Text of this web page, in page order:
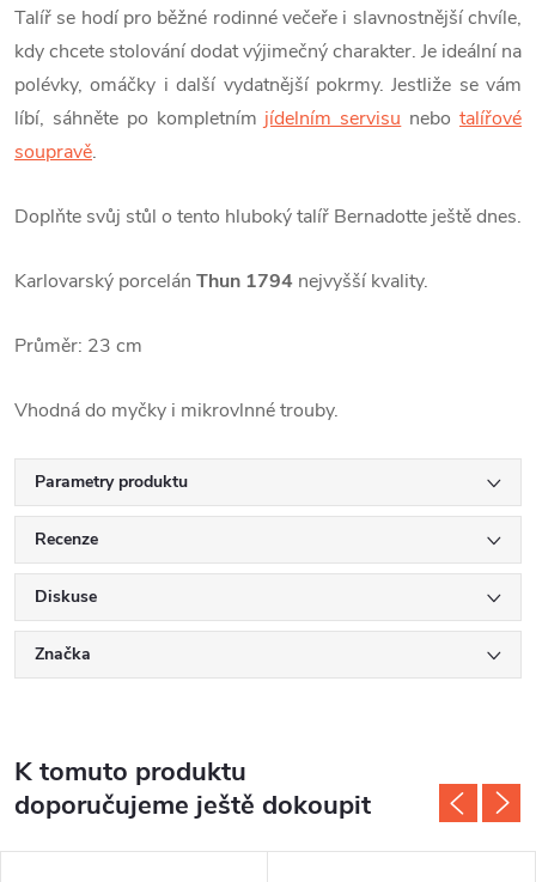
Talíř se hodí pro běžné rodinné večeře i slavnostnější chvíle,
kdy chcete stolování dodat výjimečný charakter. Je ideální na
polévky, omáčky i další vydatnější pokrmy. Jestliže se vám
líbí, sáhněte po kompletním jídelním servisu nebotalířové
soupravě.
Doplňte svůj stůl o tento hluboký talíř Bernadotte ještě dnes.
Karlovarský porcelán Thun 1794 nejvyšší kvality.
Průměr: 23 cm
Vhodná do myčky i mikrovlnné trouby.
Parametry produktu
Recenze
Diskuse
Značka
K tomuto produktu
doporučujeme ještě dokoupit